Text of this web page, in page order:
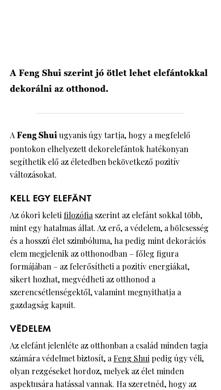
A Feng Shui szerint jó ötlet lehet elefántokkal
dekorálni az otthonod.
AFeng Shuiugyanis úgy tartja, hogy a megfelelő
pontokon elhelyezett dekorelefántok hatékonyan
segíthetik elő az életedben bekövetkező pozitív
változásokat.
KELL EGY ELEFÁNT
Az ókori keletifilozófiaszerint az elefánt sokkal több,
mint egy hatalmas állat. Az erő, a védelem, a bölcsesség
és a hosszú élet szimbóluma, ha pedig mint dekorációs
elem megjelenik az otthonodban – főleg figura
formájában – az felerősítheti a pozitív energiákat,
sikert hozhat, megvédheti az otthonod a
szerencsétlenségektől, valamint megnyithatja a
gazdagság kapuit.
VÉDELEM
Az elefánt jelenléte az otthonban a család minden tagja
számára védelmet biztosít, aFeng Shui pedig úgy véli,
olyan rezgéseket hordoz, melyek az élet minden
aspektusára hatással vannak. Ha szeretnéd, hogy az